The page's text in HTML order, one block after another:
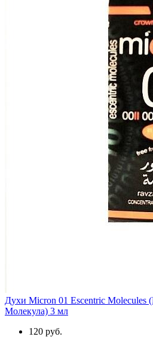
Духи Micron 01 Escentric
Молекула) 3 мл
120 руб.